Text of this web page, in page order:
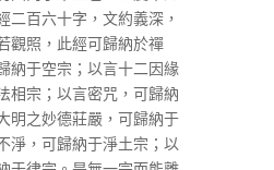
二百六十字，文約義深，
觀照，此經可歸納於禪
納于空宗；以言十二因緣
相宗；以言密咒，可歸納
明之妙德莊嚴，可歸納于
淨，可歸納于淨土宗；以